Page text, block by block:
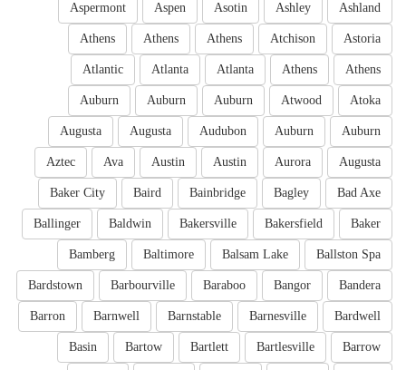
Ashland
Ashley
Asotin
Aspen
Aspermont
Astoria
Atchison
Athens
Athens
Athens
Athens
Athens
Atlanta
Atlanta
Atlantic
Atoka
Atwood
Auburn
Auburn
Auburn
Auburn
Auburn
Audubon
Augusta
Augusta
Augusta
Aurora
Austin
Austin
Ava
Aztec
Bad Axe
Bagley
Bainbridge
Baird
Baker City
Baker
Bakersfield
Bakersville
Baldwin
Ballinger
Ballston Spa
Balsam Lake
Baltimore
Bamberg
Bandera
Bangor
Baraboo
Barbourville
Bardstown
Bardwell
Barnesville
Barnstable
Barnwell
Barron
Barrow
Bartlesville
Bartlett
Bartow
Basin